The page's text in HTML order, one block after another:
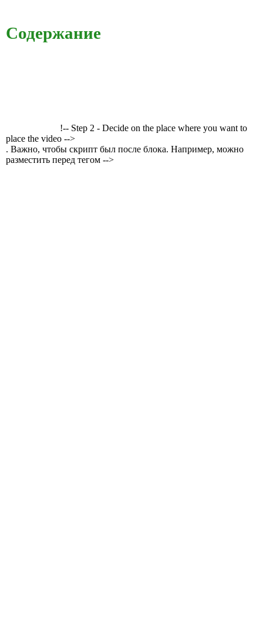
Содержание
!-- Step 2 - Decide on the place where you want to
place the video -->
. Важно, чтобы скрипт был после блока. Например, можно
разместить перед тегом -->